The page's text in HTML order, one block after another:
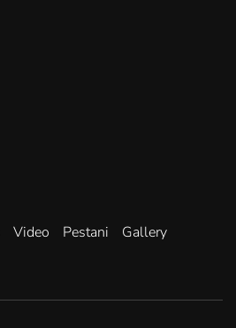
Video Pestani
Gallery